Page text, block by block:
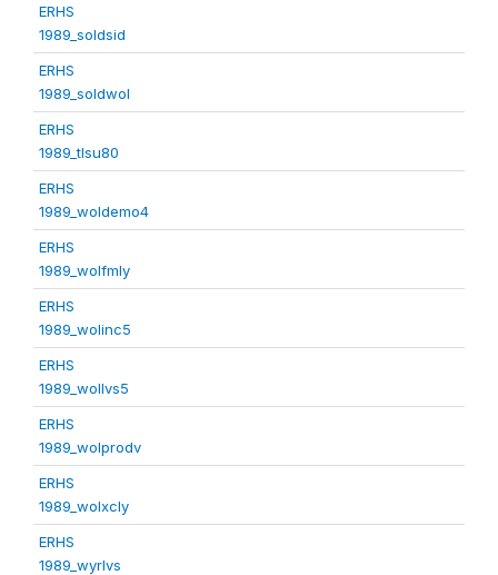
ERHS
1989_soldsid
ERHS
1989_soldwol
ERHS
1989_tlsu80
ERHS
1989_woldemo4
ERHS
1989_wolfmly
ERHS
1989_wolinc5
ERHS
1989_wollvs5
ERHS
1989_wolprodv
ERHS
1989_wolxcly
ERHS
1989_wyrlvs